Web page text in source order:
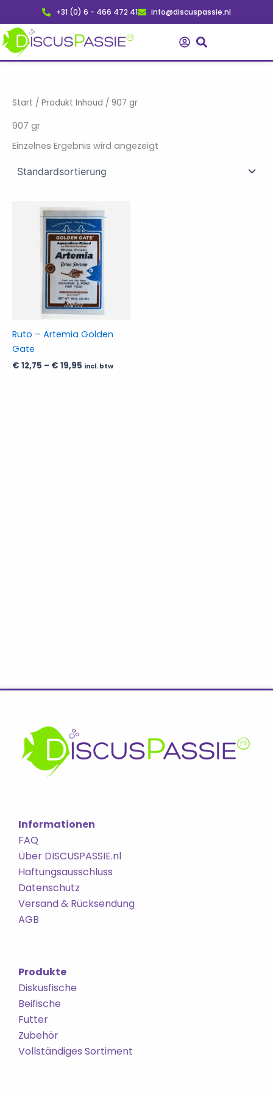
Inhalt
springen
+31 (0) 6 - 466 472 41 info@discuspassie.nl
Start / Produkt Inhoud / 907 gr
907 gr
Einzelnes Ergebnis wird angezeigt
Ruto – Artemia Golden
Gate
€ 12,75 – € 19,95
€ 12,75
bis
€ 19,95
incl. btw
Varianten
Optionen
auf
der
Produktseite
Informationen
FAQ
Über DISCUSPASSIE.nl
Haftungsausschluss
Datenschutz
Versand & Rücksendung
AGB
Produkte
Diskusfische
Beifische
Futter
Zubehör
Vollständiges Sortiment